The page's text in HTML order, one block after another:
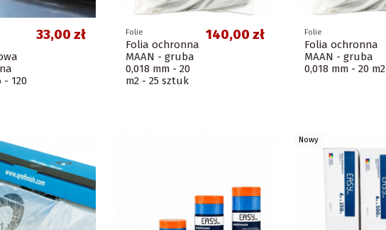
- 120
33,00 zł Folie
Folia ochronna
MAAN - gruba
0,018 mm - 20
m2 - 25 sztuk
140,00 zł Folie
Folia ochronna
MAAN - gruba
0,018 mm - 20 m2
Nowy